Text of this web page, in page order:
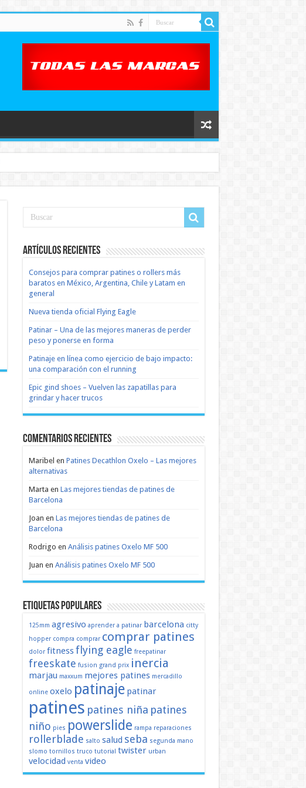
Artículos recientes
Consejos para comprar patines o rollers más
baratos en México, Argentina, Chile y Latam en
general
Nueva tienda oficial Flying Eagle
Patinar – Una de las mejores maneras de perder
peso y ponerse en forma
Patinaje en línea como ejercicio de bajo impacto:
una comparación con el running
Epic gind shoes – Vuelven las zapatillas para
grindar y hacer trucos
Comentarios recientes
Maribel en Patines Decathlon Oxelo – Las mejores
alternativas
Marta en Las mejores tiendas de patines de
Barcelona
Joan en Las mejores tiendas de patines de
Barcelona
Rodrigo en Análisis patines Oxelo MF 500
Juan en Análisis patines Oxelo MF 500
Etiquetas populares
125mm agresivo aprender a patinar barcelona citty
hopper compra comprar comprar patines
dolor fitnessflying eagle freepatinar
freeskate fusion grand prix inercia
marjau maxxum mejores patines mercadillo
online oxelo patinaje patinar
patines patines niña patines
niño pies powerslide rampa reparaciones
rollerblade salto salud seba segunda mano
slomo tornillos truco tutorial twister urban
velocidad venta video